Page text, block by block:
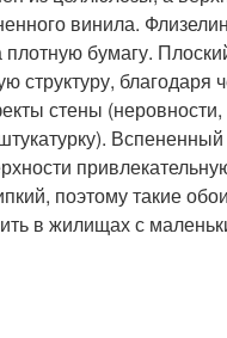
винила.
плотную бумагу.
структуру, благодаря
стены (неровности,
поэтому такие
в жилищах с